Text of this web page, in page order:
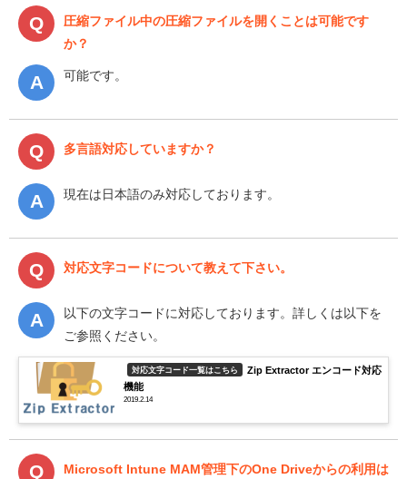
圧縮ファイル中の圧縮ファイルを開くことは可能です
か？
可能です。
多言語対応していますか？
現在は日本語のみ対応しております。
対応文字コードについて教えて下さい。
以下の文字コードに対応しております。詳しくは以下を
ご参照ください。
対応文字コード一覧はこちら
Zip Extractor エンコード対応
機能
2019.2.14
Microsoft Intune MAM管理下のOne Driveからの利用は